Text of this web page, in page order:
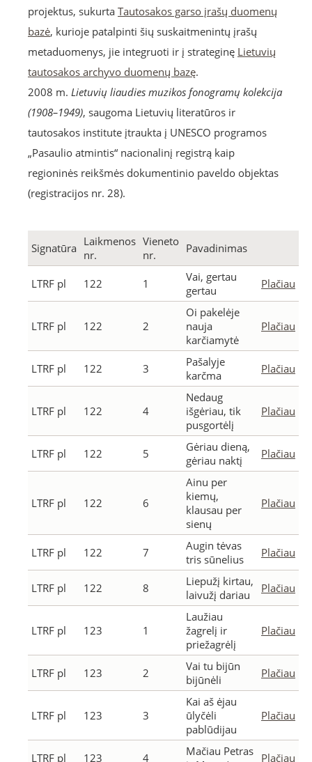
projektus, sukurta Tautosakos garso įrašų duomenų
bazė, kurioje patalpinti šių suskaitmenintų įrašų
metaduomenys, jie integruoti ir į strateginę Lietuvių
tautosakos archyvo duomenų bazę.
2008 m. Lietuvių liaudies muzikos fonogramų kolekcija
(1908–1949), saugoma Lietuvių literatūros ir
tautosakos institute įtraukta į UNESCO programos
„Pasaulio atmintis“ nacionalinį registrą kaip
regioninės reikšmės dokumentinio paveldo objektas
(registracijos nr. 28).
Signatūra Laikmenos
nr.
Vieneto
nr.
Pavadinimas
LTRF pl 122 1
Vai, gertau
gertau
Plačiau
LTRF pl 122 2
Oi pakelėje
nauja
karčiamytė
Plačiau
LTRF pl 122 3
Pašalyje
karčma
Plačiau
LTRF pl 122 4
Nedaug
išgėriau, tik
pusgortėlį
Plačiau
LTRF pl 122 5
Gėriau dieną,
gėriau naktį
Plačiau
LTRF pl 122 6
Ainu per
kiemų,
klausau per
sienų
Plačiau
LTRF pl 122 7
Augin tėvas
tris sūnelius
Plačiau
LTRF pl 122 8
Liepužį kirtau,
laivužį dariau
Plačiau
LTRF pl 123 1
Laužiau
žagrelį ir
priežagrėlį
Plačiau
LTRF pl 123 2
Vai tu bijūn
bijūnėli
Plačiau
LTRF pl 123 3
Kai aš ėjau
ūlyčėli
pablūdijau
Plačiau
LTRF pl 123 4
Mačiau Petras Plačiau